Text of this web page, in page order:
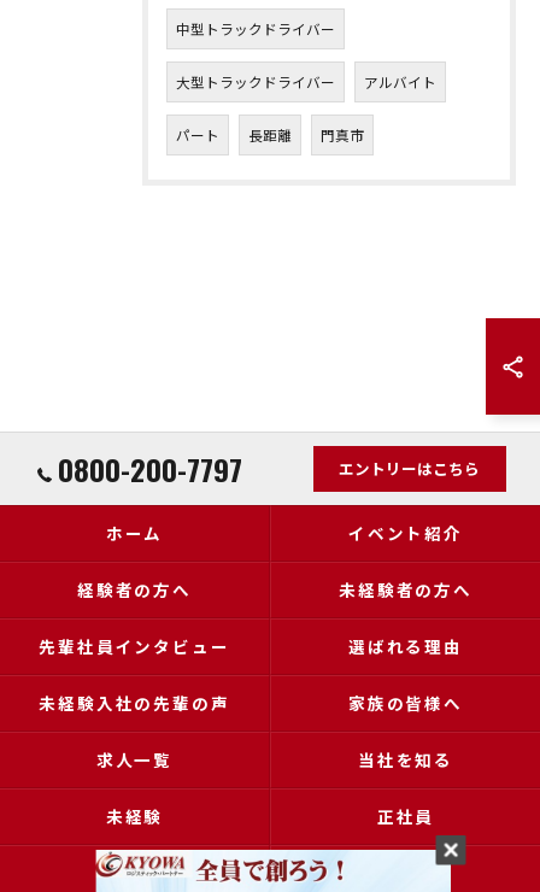
中型トラックドライバー
大型トラックドライバー アルバイト
パート 長距離 門真市
0800-200-7797 エントリーはこちら
ホーム イベント紹介
経験者の方へ 未経験者の方へ
先輩社員インタビュー 選ばれる理由
未経験入社の先輩の声 家族の皆様へ
求人一覧 当社を知る
未経験 正社員
高収入